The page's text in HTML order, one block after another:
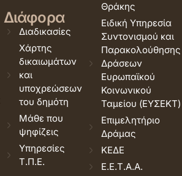
Διάφορα
Διαδικασίες
Χάρτης
δικαιωμάτων
και
υποχρεώσεων
του δημότη
Μάθε που
ψηφίζεις
Υπηρεσίες
Τ.Π.Ε.
Θράκης
Ειδική Υπηρεσία
Συντονισμού και
Παρακολούθησης
Δράσεων
Ευρωπαϊκού
Κοινωνικού
Ταμείου (ΕΥΣΕΚΤ)
Επιμελητήριο
Δράμας
ΚΕΔΕ
Ε.Ε.Τ.Α.Α.